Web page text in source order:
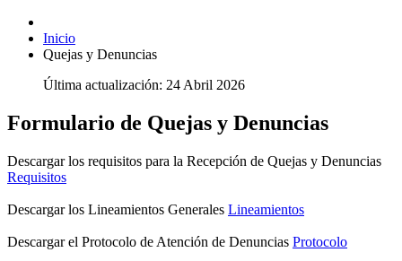
Inicio
Quejas y Denuncias
Última actualización: 24 Abril 2026
Formulario de Quejas y Denuncias
Descargar los requisitos para la Recepción de Quejas y Denuncias
Requisitos
Descargar los Lineamientos Generales Lineamientos
Descargar el Protocolo de Atención de Denuncias Protocolo